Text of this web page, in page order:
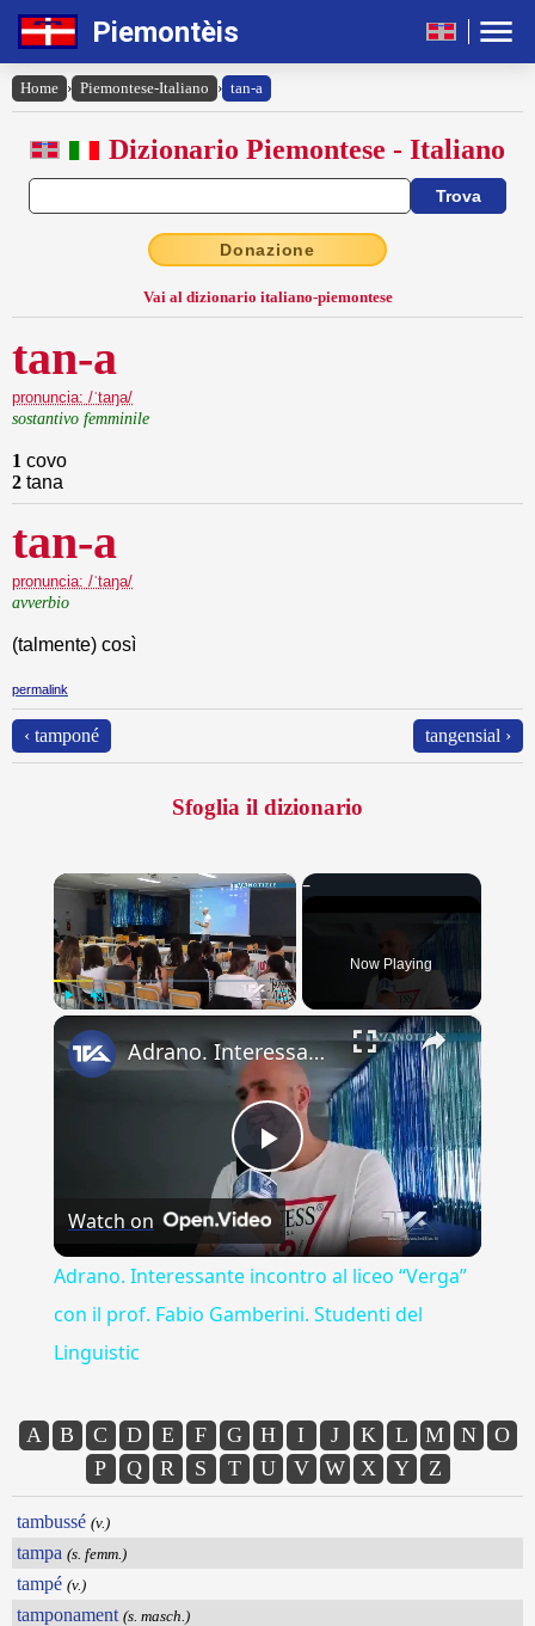
Piemontèis
Home › Piemontese-Italiano › tan-a
Dizionario Piemontese - Italiano
Donazione
Vai al dizionario italiano-piemontese
tan-a
pronuncia: /ˈtaŋa/
sostantivo femminile
1 covo
2 tana
tan-a
pronuncia: /ˈtaŋa/
avverbio
(talmente) così
permalink
‹ tamponé tangensial ›
Sfoglia il dizionario
×
Now Playing
×
Play
Video
Adrano. Interessante incontro al liceo “Verga” con il prof. Fabio Gamberini. Studenti del Linguistic
Watch on
Adrano. Interessante incontro al liceo “Verga”
con il prof. Fabio Gamberini. Studenti del
Linguistic
A B C D E F G H I J K L M N
O
P
Q R S T U V W X Y Z
tambussé (v.)
tampa (s. femm.)
tampé (v.)
tamponament (s. masch.)